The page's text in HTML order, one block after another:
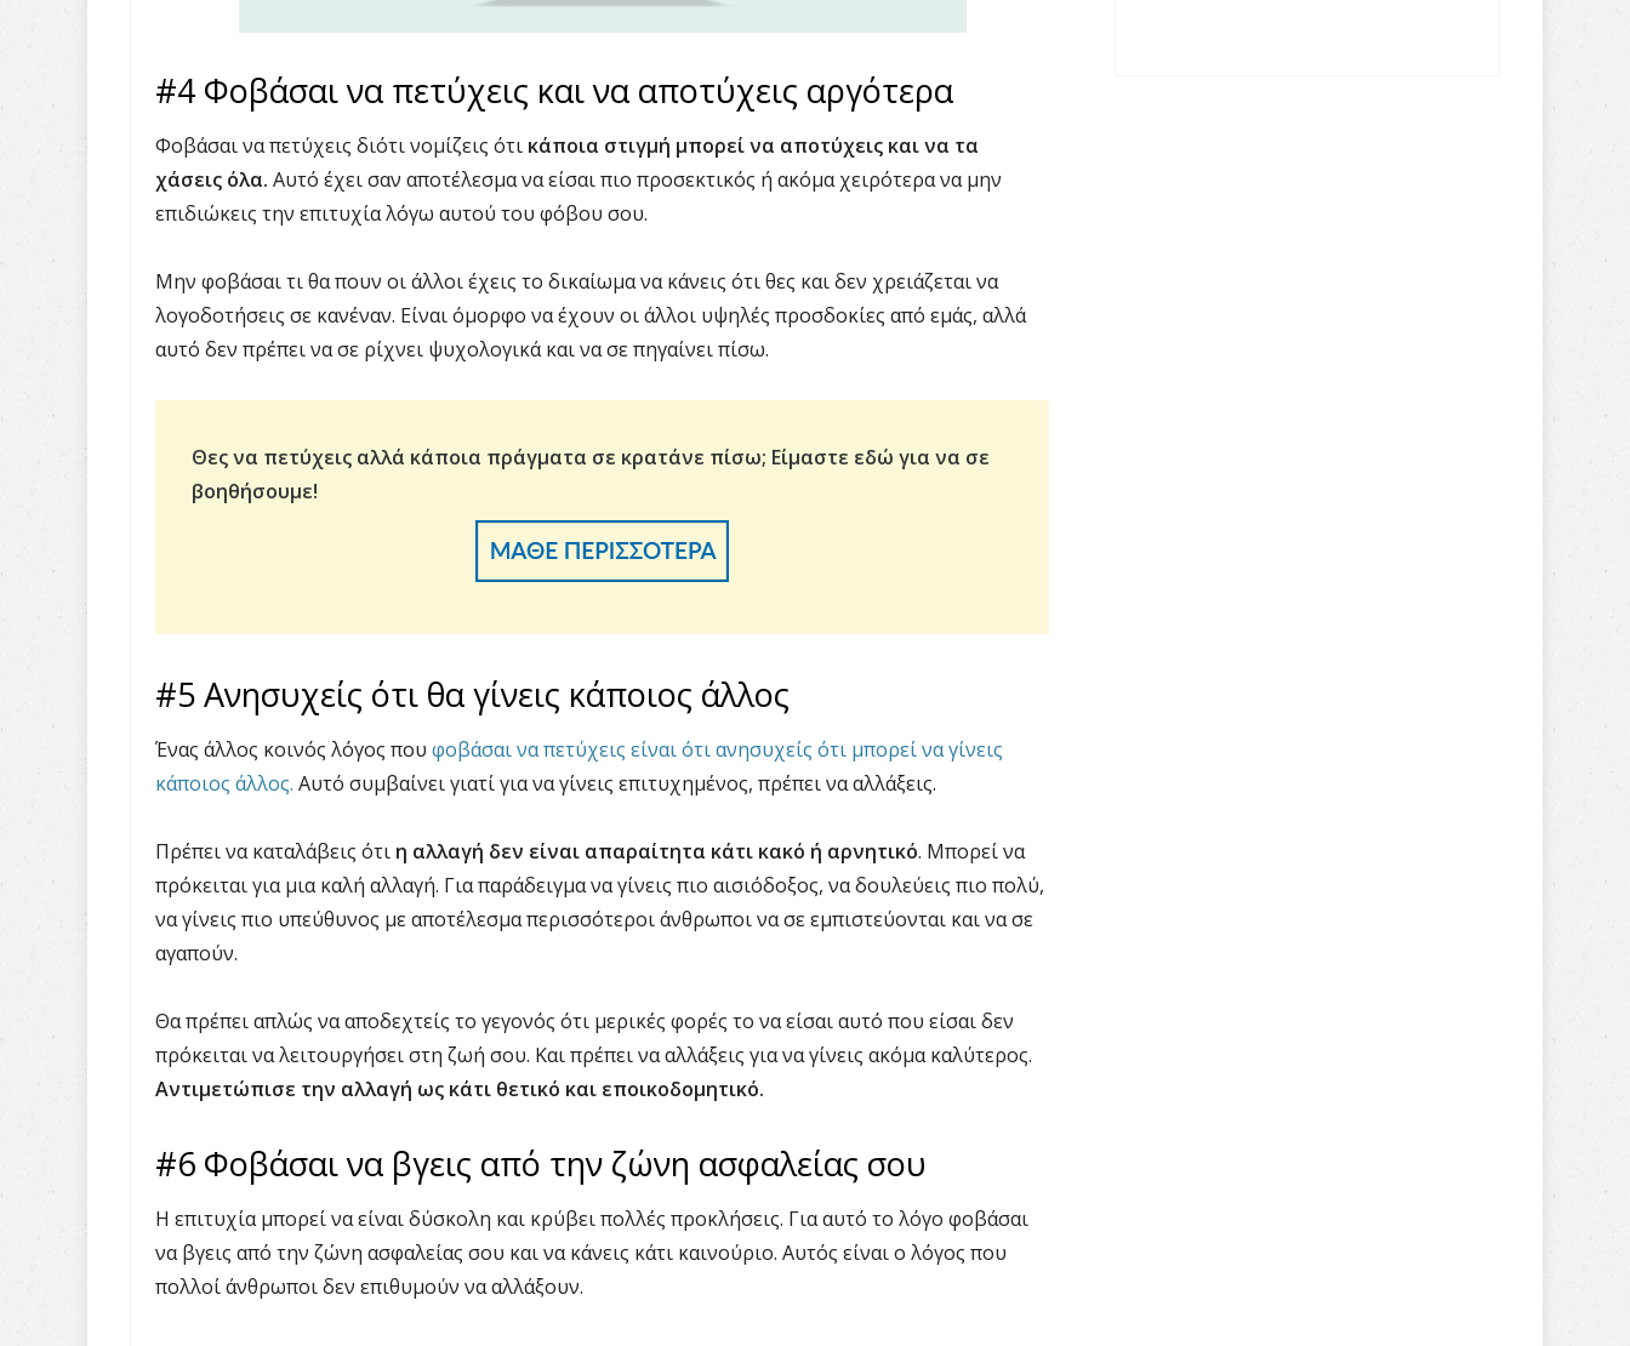
#4 Φοβάσαι να πετύχεις και να αποτύχεις αργότερα
Φοβάσαι να πετύχεις διότι νομίζεις ότι κάποια στιγμή μπορεί να αποτύχεις και να τα
χάσεις όλα. Αυτό έχει σαν αποτέλεσμα να είσαι πιο προσεκτικός ή ακόμα χειρότερα να μην
επιδιώκεις την επιτυχία λόγω αυτού του φόβου σου.
Μην φοβάσαι τι θα πουν οι άλλοι έχεις το δικαίωμα να κάνεις ότι θες και δεν χρειάζεται να
λογοδοτήσεις σε κανέναν. Είναι όμορφο να έχουν οι άλλοι υψηλές προσδοκίες από εμάς, αλλά
αυτό δεν πρέπει να σε ρίχνει ψυχολογικά και να σε πηγαίνει πίσω.
Θες να πετύχεις αλλά κάποια πράγματα σε κρατάνε πίσω; Είμαστε εδώ για να σε
βοηθήσουμε!
#5 Ανησυχείς ότι θα γίνεις κάποιος άλλος
Ένας άλλος κοινός λόγος που φοβάσαι να πετύχεις είναι ότι ανησυχείς ότι μπορεί να γίνεις
κάποιος άλλος. Αυτό συμβαίνει γιατί για να γίνεις επιτυχημένος, πρέπει να αλλάξεις.
Πρέπει να καταλάβεις ότι η αλλαγή δεν είναι απαραίτητα κάτι κακό ή αρνητικό. Μπορεί να
πρόκειται για μια καλή αλλαγή. Για παράδειγμα να γίνεις πιο αισιόδοξος, να δουλεύεις πιο πολύ,
να γίνεις πιο υπεύθυνος με αποτέλεσμα περισσότεροι άνθρωποι να σε εμπιστεύονται και να σε
αγαπούν.
Θα πρέπει απλώς να αποδεχτείς το γεγονός ότι μερικές φορές το να είσαι αυτό που είσαι δεν
πρόκειται να λειτουργήσει στη ζωή σου. Και πρέπει να αλλάξεις για να γίνεις ακόμα καλύτερος.
Αντιμετώπισε την αλλαγή ως κάτι θετικό και εποικοδομητικό.
#6 Φοβάσαι να βγεις από την ζώνη ασφαλείας σου
Η επιτυχία μπορεί να είναι δύσκολη και κρύβει πολλές προκλήσεις. Για αυτό το λόγο φοβάσαι
να βγεις από την ζώνη ασφαλείας σου και να κάνεις κάτι καινούριο. Αυτός είναι ο λόγος που
πολλοί άνθρωποι δεν επιθυμούν να αλλάξουν.